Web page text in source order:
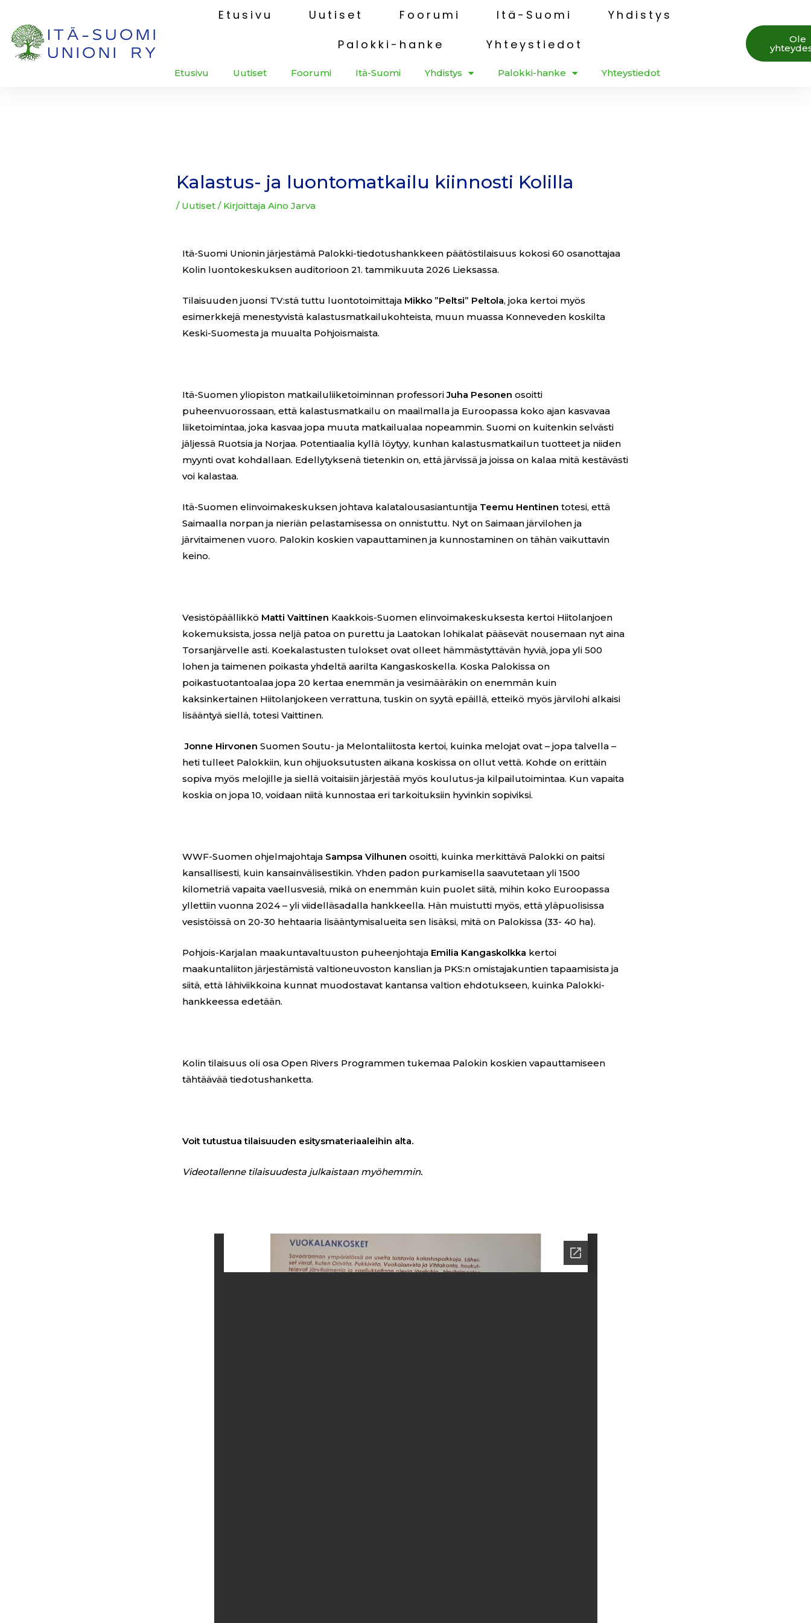
sisältöön
Etusivu Uutiset Foorumi Itä-Suomi
Yhdistys
Palokki-hanke
Yhteystiedot
Etusivu Uutiset Foorumi Itä-Suomi Yhdistys Palokki-hanke Yhteystiedot
Ole
Kalastus- ja luontomatkailu kiinnosti Kolilla
/ Uutiset / KirjoittajaAino Jarva
Itä-Suomi Unionin järjestämä Palokki-tiedotushankkeen päätöstilaisuus kokosi 60 osanottajaa
Kolin luontokeskuksen auditorioon 21. tammikuuta 2026 Lieksassa.
Tilaisuuden juonsi TV:stä tuttu luontotoimittaja Mikko ”Peltsi” Peltola, joka kertoi myös
esimerkkejä menestyvistä kalastusmatkailukohteista, muun muassa Konneveden koskilta
Keski-Suomesta ja muualta Pohjoismaista.
Itä-Suomen yliopiston matkailuliiketoiminnan professoriJuha Pesonen osoitti
puheenvuorossaan, että kalastusmatkailu on maailmalla ja Euroopassa koko ajan kasvavaa
liiketoimintaa, joka kasvaa jopa muuta matkailualaa nopeammin. Suomi on kuitenkin selvästi
jäljessä Ruotsia ja Norjaa. Potentiaalia kyllä löytyy, kunhan kalastusmatkailun tuotteet ja niiden
myynti ovat kohdallaan. Edellytyksenä tietenkin on, että järvissä ja joissa on kalaa mitä kestävästi
voi kalastaa.
Itä-Suomen elinvoimakeskuksen johtava kalatalousasiantuntija Teemu Hentinentotesi, että
Saimaalla norpan ja nieriän pelastamisessa on onnistuttu. Nyt on Saimaan järvilohen ja
järvitaimenen vuoro. Palokin koskien vapauttaminen ja kunnostaminen on tähän vaikuttavin
keino.
Vesistöpäällikkö Matti Vaittinen Kaakkois-Suomen elinvoimakeskuksesta kertoi Hiitolanjoen
kokemuksista, jossa neljä patoa on purettu ja Laatokan lohikalat pääsevät nousemaan nyt aina
Torsanjärvelle asti. Koekalastusten tulokset ovat olleet hämmästyttävän hyviä, jopa yli 500
lohen ja taimenen poikasta yhdeltä aarilta Kangaskoskella. Koska Palokissa on
poikastuotantoalaa jopa 20 kertaa enemmän ja vesimääräkin on enemmän kuin
kaksinkertainen Hiitolanjokeen verrattuna, tuskin on syytä epäillä, etteikö myös järvilohi alkaisi
lisääntyä siellä, totesi Vaittinen.
Jonne Hirvonen Suomen Soutu- ja Melontaliitosta kertoi, kuinka melojat ovat – jopa talvella –
heti tulleet Palokkiin, kun ohijuoksutusten aikana koskissa on ollut vettä. Kohde on erittäin
sopiva myös melojille ja siellä voitaisiin järjestää myös koulutus-ja kilpailutoimintaa. Kun vapaita
koskia on jopa 10, voidaan niitä kunnostaa eri tarkoituksiin hyvinkin sopiviksi.
WWF-Suomen ohjelmajohtaja Sampsa Vilhunen osoitti, kuinka merkittävä Palokki on paitsi
kansallisesti, kuin kansainvälisestikin. Yhden padon purkamisella saavutetaan yli 1500
kilometriä vapaita vaellusvesiä, mikä on enemmän kuin puolet siitä, mihin koko Euroopassa
yllettiin vuonna 2024 – yli viidelläsadalla hankkeella. Hän muistutti myös, että yläpuolisissa
vesistöissä on 20-30 hehtaaria lisääntymisalueita sen lisäksi, mitä on Palokissa (33- 40 ha).
Pohjois-Karjalan maakuntavaltuuston puheenjohtaja Emilia Kangaskolkka kertoi
maakuntaliiton järjestämistä valtioneuvoston kanslian ja PKS:n omistajakuntien tapaamisista ja
siitä, että lähiviikkoina kunnat muodostavat kantansa valtion ehdotukseen, kuinka Palokki-
hankkeessa edetään.
Kolin tilaisuus oli osa Open Rivers Programmen tukemaa Palokin koskien vapauttamiseen
tähtäävää tiedotushanketta.
Voit tutustua tilaisuuden esitysmateriaaleihin alta.
Videotallenne tilaisuudesta julkaistaan myöhemmin.